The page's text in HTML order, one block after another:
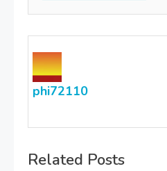
phi72110
Related Posts